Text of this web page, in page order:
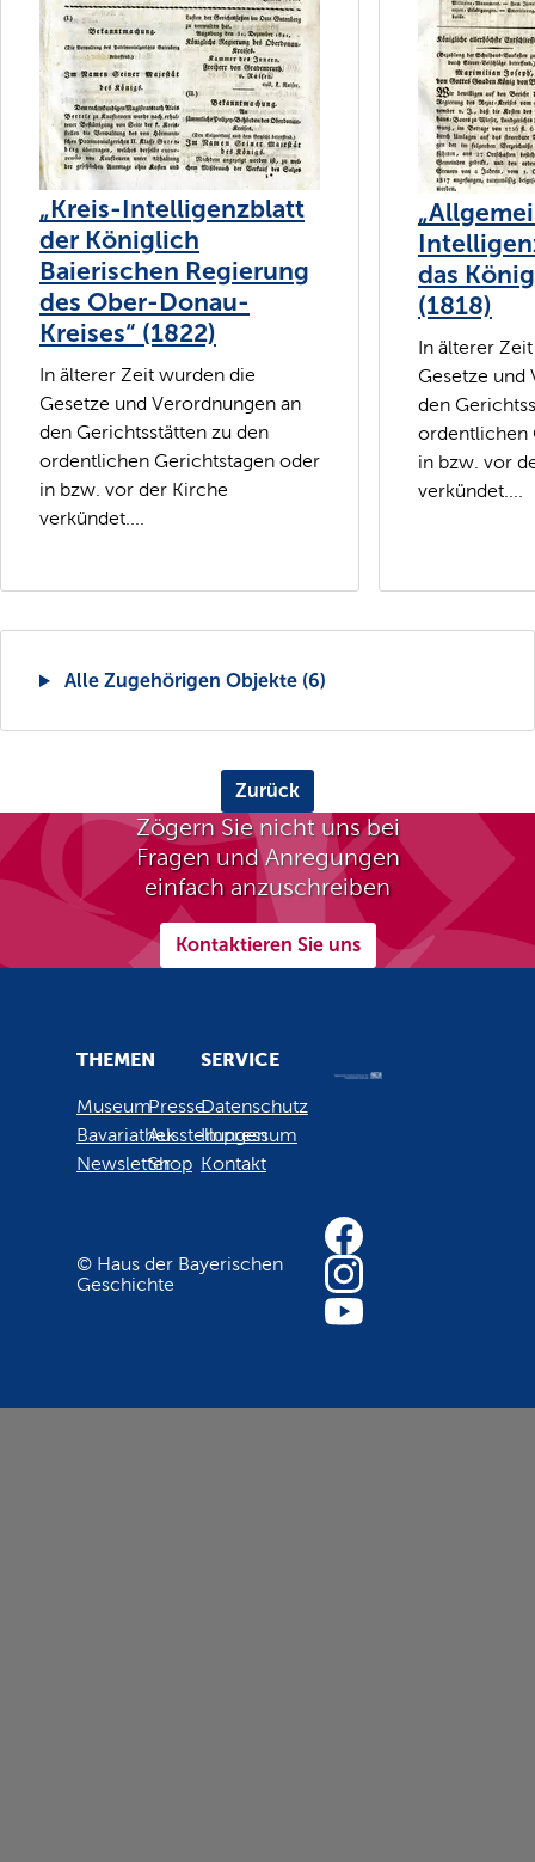
„Kreis-Intelligenzblatt
der Königlich
Baierischen Regierung
des Ober-Donau-
Kreises“ (1822)
In älterer Zeit wurden die
Gesetze und Verordnungen an
den Gerichtsstätten zu den
ordentlichen Gerichtstagen oder
in bzw. vor der Kirche
verkündet....
das
(1818)
In älterer
Gesetze und
den
ordentlichen
in bzw. vor
verkündet....
Alle Zugehörigen Objekte (6)
Zurück
Zögern Sie nicht uns bei
Fragen und Anregungen
einfach anzuschreiben
Kontaktieren Sie uns
THEMEN
Museum
Bavariathek
Newsletter
Presse
Ausstellungen
Shop
SERVICE
Datenschutz
Impressum
Kontakt
© Haus der Bayerischen
Geschichte